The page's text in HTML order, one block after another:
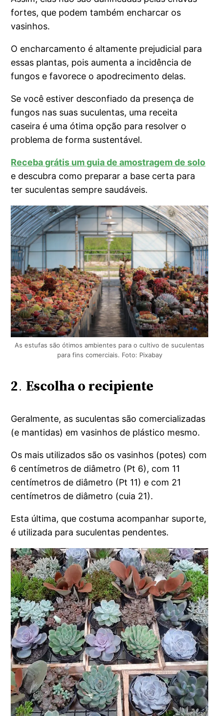
fortes, que podem também encharcar os
vasinhos.
O encharcamento é altamente prejudicial para
essas plantas, pois aumenta a incidência de
fungos e favorece o apodrecimento delas.
Se você estiver desconfiado da presença de
fungos nas suas suculentas, uma receita
caseira é uma ótima opção para resolver o
problema de forma sustentável.
Receba grátis um guia de amostragem de solo
e descubra como preparar a base certa para
ter suculentas sempre saudáveis.
As estufas são ótimos ambientes para o cultivo de suculentas
para fins comerciais. Foto: Pixabay
2. Escolha o recipiente
Geralmente, as suculentas são comercializadas
(e mantidas) em vasinhos de plástico mesmo.
Os mais utilizados são os vasinhos (potes) com
6 centímetros de diâmetro (Pt 6), com 11
centímetros de diâmetro (Pt 11) e com 21
centímetros de diâmetro (cuia 21).
Esta última, que costuma acompanhar suporte,
é utilizada para suculentas pendentes.